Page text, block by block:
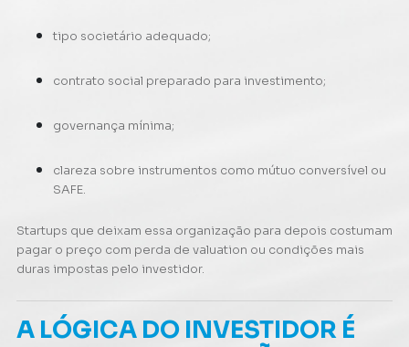
tipo societário adequado;
contrato social preparado para investimento;
governança mínima;
clareza sobre instrumentos como mútuo conversível ou
SAFE.
Startups que deixam essa organização para depois costumam
pagar o preço com perda de valuation ou condições mais
duras impostas pelo investidor.
A LÓGICA DO INVESTIDOR É